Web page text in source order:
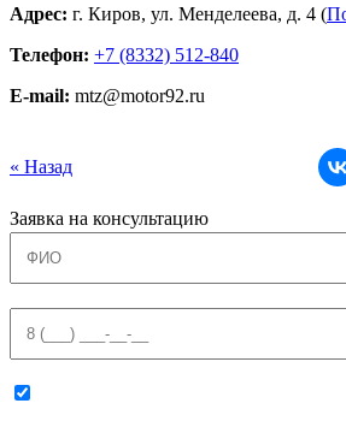
Адрес: г. Киров, ул. Менделеева, д. 4 (
Телефон: +7 (8332) 512-840
E-mail: mtz@motor92.ru
« Назад
Заявка на консультацию